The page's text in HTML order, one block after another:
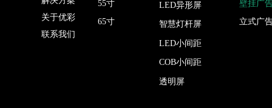
2K162寸LED会议一体机
关于优彩
联系我们
55寸
65寸
LED异形屏
智慧灯杆屏
LED小间距
COB小间距
透明屏
壁挂广
立式广